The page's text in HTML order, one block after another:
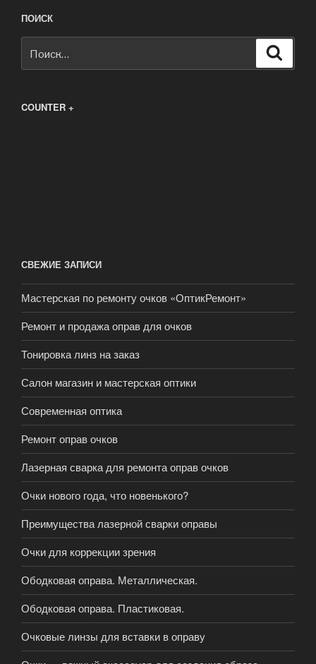
ПОИСК
COUNTER +
СВЕЖИЕ ЗАПИСИ
Мастерская по ремонту очков «ОптикРемонт»
Ремонт и продажа оправ для очков
Тонировка линз на заказ
Салон магазин и мастерская оптики
Современная оптика
Ремонт оправ очков
Лазерная сварка для ремонта оправ очков
Очки нового года, что новенького?
Преимущества лазерной сварки оправы
Очки для коррекции зрения
Ободковая оправа. Металлическая.
Ободковая оправа. Пластиковая.
Очковые линзы для вставки в оправу